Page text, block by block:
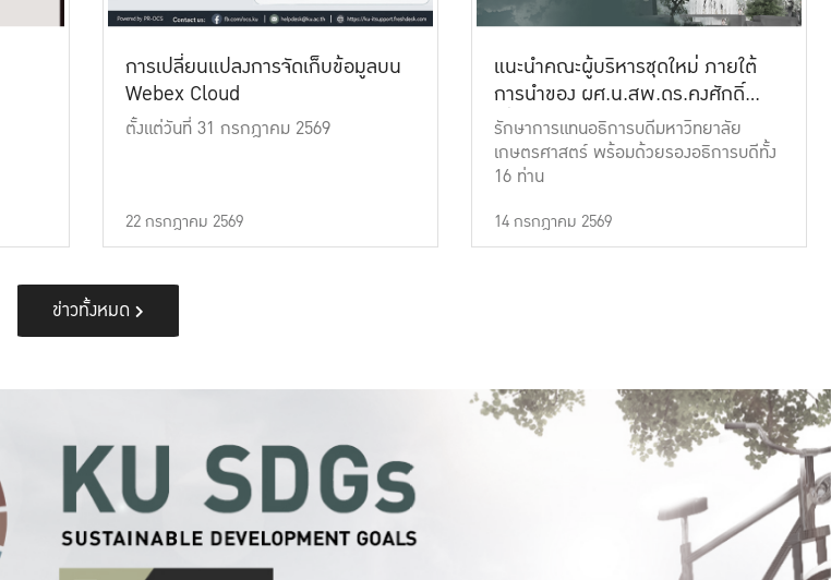
การเปลี่ยนแปลงการจัดเก็บข้อมูลบน
Webex Cloud
ตั้งแต่วันที่ 31 กรกฎาคม 2569
22 กรกฎาคม 2569
แนะนำคณะผู้บริหารชุดใหม่ ภายใต้
การนำของ ผศ.น.สพ.ดร.คงศักดิ์
เที่ยงธรรม
รักษาการแทนอธิการบดีมหาวิทยาลัย
เกษตรศาสตร์ พร้อมด้วยรองอธิการบดีทั้ง
16 ท่าน
14 กรกฎาคม 2569
ข่าวทั้งหมด